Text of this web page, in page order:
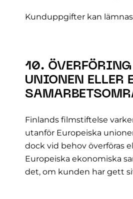
Kunduppgifter kan
10.
UNIONEN ELLER
Finlands filmstiftelse
utanför Europeiska
dock vid behov överföras
Europeiska ekonomiska
det, om kunden har gett